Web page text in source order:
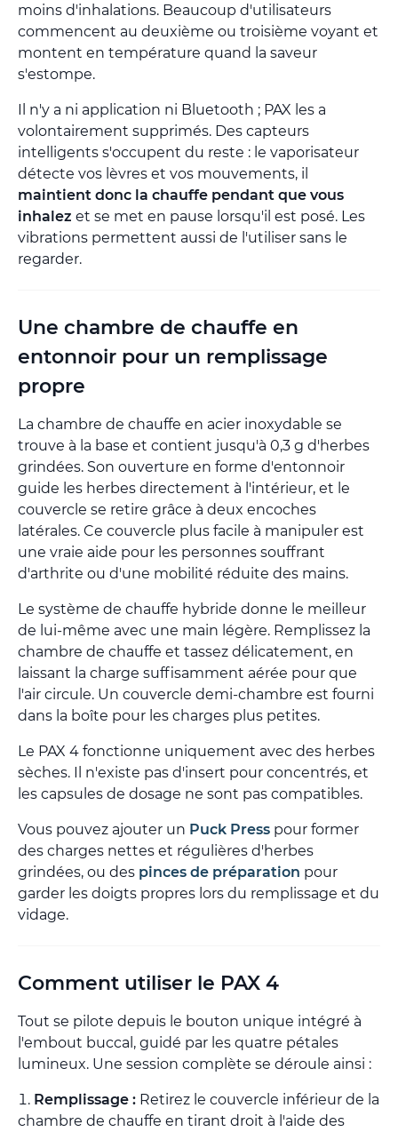
moins d'inhalations. Beaucoup d'utilisateurs
commencent au deuxième ou troisième voyant et
montent en température quand la saveur
s'estompe.
Il n'y a ni application ni Bluetooth ; PAX les a
volontairement supprimés. Des capteurs
intelligents s'occupent du reste : le vaporisateur
détecte vos lèvres et vos mouvements, il
maintient donc la chauffe pendant que vous
inhalez et se met en pause lorsqu'il est posé. Les
vibrations permettent aussi de l'utiliser sans le
regarder.
Une chambre de chauffe en
entonnoir pour un remplissage
propre
La chambre de chauffe en acier inoxydable se
trouve à la base et contient jusqu'à 0,3 g d'herbes
grindées. Son ouverture en forme d'entonnoir
guide les herbes directement à l'intérieur, et le
couvercle se retire grâce à deux encoches
latérales. Ce couvercle plus facile à manipuler est
une vraie aide pour les personnes souffrant
d'arthrite ou d'une mobilité réduite des mains.
Le système de chauffe hybride donne le meilleur
de lui-même avec une main légère. Remplissez la
chambre de chauffe et tassez délicatement, en
laissant la charge suffisamment aérée pour que
l'air circule. Un couvercle demi-chambre est fourni
dans la boîte pour les charges plus petites.
Le PAX 4 fonctionne uniquement avec des herbes
sèches. Il n'existe pas d'insert pour concentrés, et
les capsules de dosage ne sont pas compatibles.
Vous pouvez ajouter un Puck Press pour former
des charges nettes et régulières d'herbes
grindées, ou des pinces de préparation pour
garder les doigts propres lors du remplissage et du
vidage.
Comment utiliser le PAX 4
Tout se pilote depuis le bouton unique intégré à
l'embout buccal, guidé par les quatre pétales
lumineux. Une session complète se déroule ainsi :
Remplissage : Retirez le couvercle inférieur de la
chambre de chauffe en tirant droit à l'aide des